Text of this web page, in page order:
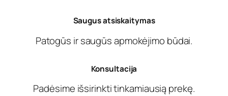
Saugus atsiskaitymas
Patogūs ir saugūs apmokėjimo būdai.
Konsultacija
Padėsime išsirinkti tinkamiausią prekę.